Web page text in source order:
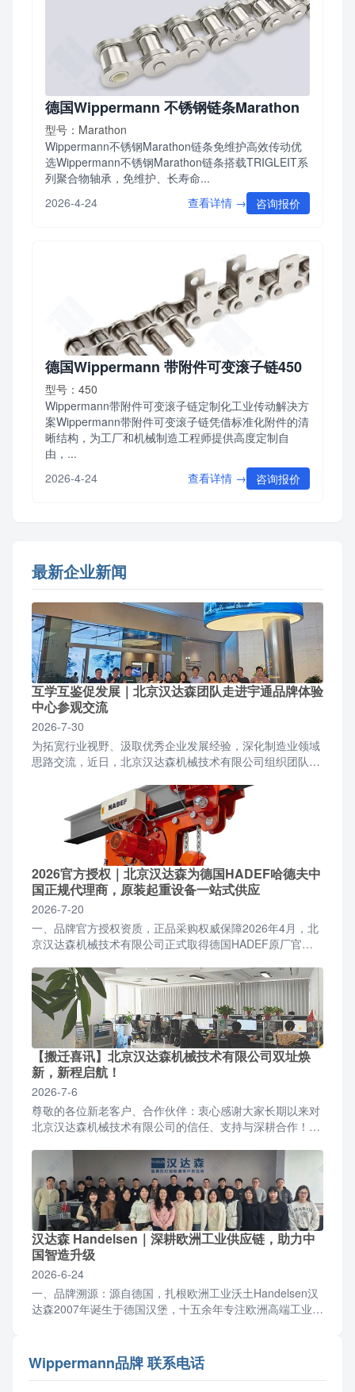
德国Wippermann 不锈钢链条Marathon
型号：Marathon
Wippermann不锈钢Marathon链条免维护高效传动优
选Wippermann不锈钢Marathon链条搭载TRIGLEIT系
列聚合物轴承，免维护、长寿命...
2026-4-24
查看详情 → 咨询报价
德国Wippermann 带附件可变滚子链450
型号：450
Wippermann带附件可变滚子链定制化工业传动解决方
案Wippermann带附件可变滚子链凭借标准化附件的清
晰结构，为工厂和机械制造工程师提供高度定制自
由，...
2026-4-24
查看详情 → 咨询报价
最新企业新闻
互学互鉴促发展｜北京汉达森团队走进宇通品牌体验
中心参观交流
2026-7-30
为拓宽行业视野、汲取优秀企业发展经验，深化制造业领域
思路交流，近日，北京汉达森机械技术有限公司组织团队前
2026官方授权｜北京汉达森为德国HADEF哈德夫中
国正规代理商，原装起重设备一站式供应
2026-7-20
一、品牌官方授权资质，正品采购权威保障2026年4月，北
京汉达森机械技术有限公司正式取得德国HADEF原厂官方
【搬迁喜讯】北京汉达森机械技术有限公司双址焕
新，新程启航！
2026-7-6
尊敬的各位新老客户、合作伙伴：衷心感谢大家长期以来对
北京汉达森机械技术有限公司的信任、支持与深耕合作！伴
境、升...
汉达森 Handelsen｜深耕欧洲工业供应链，助力中
国智造升级
2026-6-24
一、品牌溯源：源自德国，扎根欧洲工业沃土Handelsen汉
达森2007年诞生于德国汉堡，十五余年专注欧洲高端工业零
Wippermann品牌 联系电话